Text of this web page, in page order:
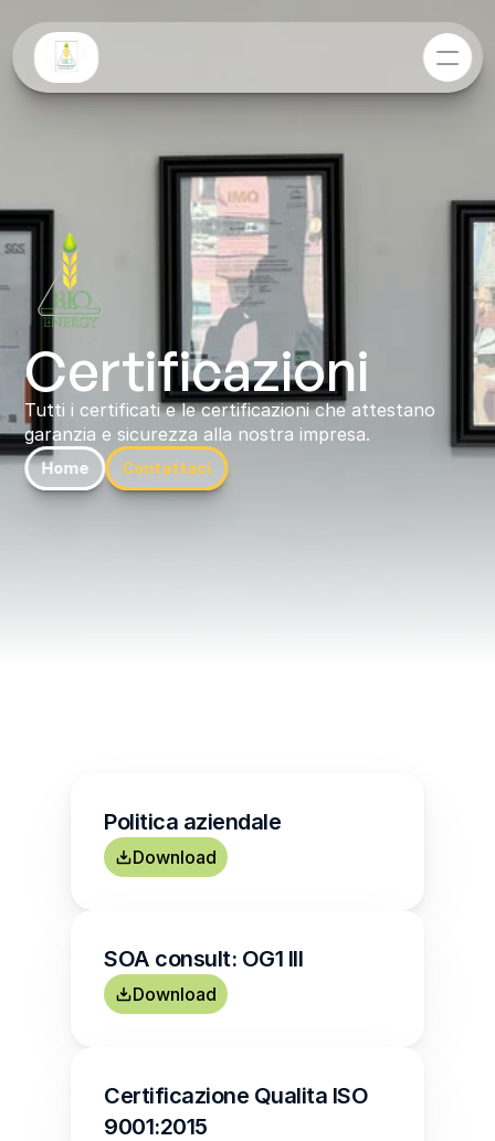
Certificazioni
Tutti i certificati e le certificazioni che attestano
garanzia e sicurezza alla nostra impresa.
Home Contattaci
Politica aziendale
Download
SOA consult: OG1 III
Download
Certificazione Qualita ISO
9001:2015